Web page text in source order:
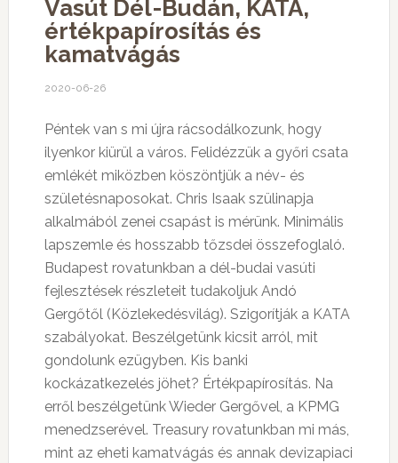
Vasút Dél-Budán, KATA,
értékpapírosítás és
kamatvágás
2020-06-26
Péntek van s mi újra rácsodálkozunk, hogy
ilyenkor kiürül a város. Felidézzük a győri csata
emlékét miközben köszöntjük a név- és
születésnaposokat. Chris Isaak szülinapja
alkalmából zenei csapást is mérünk. Minimális
lapszemle és hosszabb tőzsdei összefoglaló.
Budapest rovatunkban a dél-budai vasúti
fejlesztések részleteit tudakoljuk Andó
Gergőtől (Közlekedésvilág). Szigorítják a KATA
szabályokat. Beszélgetünk kicsit arról, mit
gondolunk ezügyben. Kis banki
kockázatkezelés jöhet? Értékpapírosítás. Na
erről beszélgetünk Wieder Gergővel, a KPMG
menedzserével. Treasury rovatunkban mi más,
mint az eheti kamatvágás és annak devizapiaci